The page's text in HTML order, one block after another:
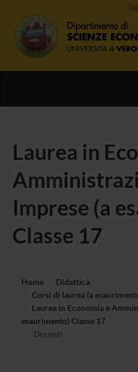
Laurea in
Imprese (a
Classe 17
Home
Didattica
Corsi di laurea (a
Laurea in Economia e
esaurimento) Classe 17
Docenti